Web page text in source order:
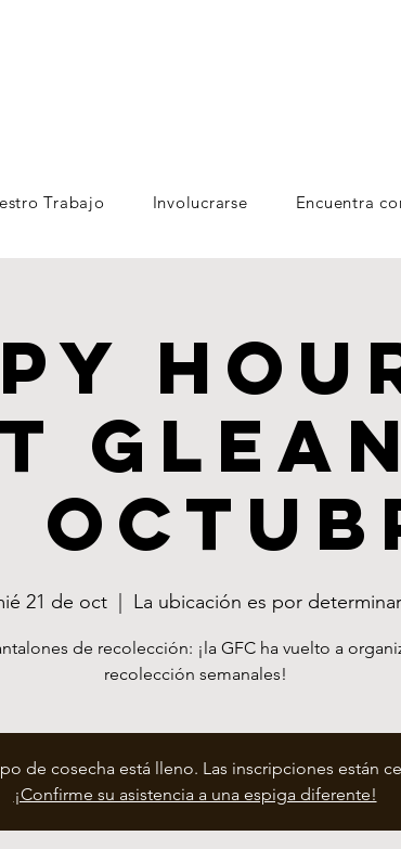
Trabajo Involucrarse Encuentra
Glean
21 de oct
  |
La ubicación es por determinar
de recolección: ¡la GFC ha vuelto a
recolección semanales!
de cosecha está lleno. Las inscripciones están
¡Confirme su asistencia a una espiga diferente!